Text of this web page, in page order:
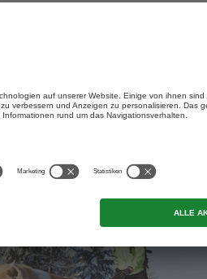
vor.
gut, ob ein Weiterwandern